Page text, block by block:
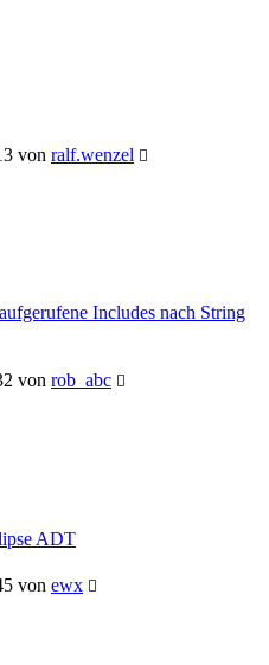
von ralf.wenzel
Includes nach String
von rob_abc
ADT
von ewx